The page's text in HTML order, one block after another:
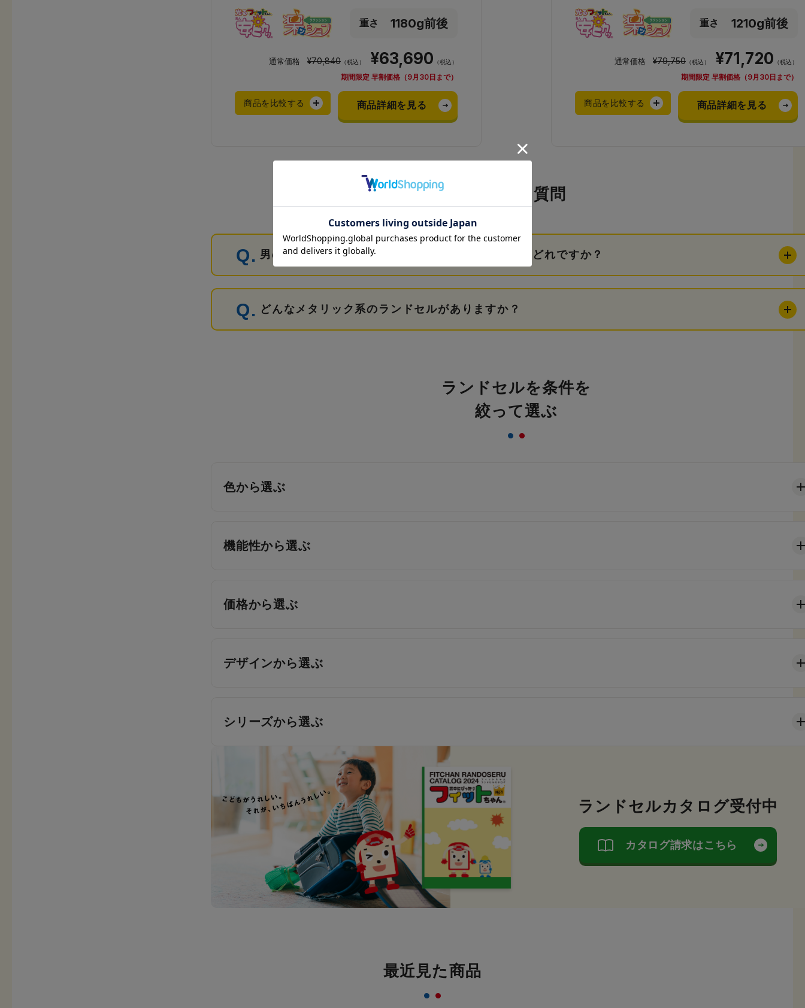
重さ 1180g前後
通常価格 ¥70,840 （税込） ¥63,690 （税込）
期間限定 早割価格（9月30日まで）
商品を比較する 商品詳細を見る
重さ 1210g前後
通常価格 ¥79,750 （税込） ¥71,720 （税込）
期間限定 早割価格（9月30日まで）
商品を比較する 商品詳細を見る
よくある質問
男の子のメタリック系ランドセルの人気シリーズはどれですか？
どんなメタリック系のランドセルがありますか？
ランドセルを条件を
絞って選ぶ
色から選ぶ
機能性から選ぶ
価格から選ぶ
デザインから選ぶ
シリーズから選ぶ
ランドセルカタログ受付中
カタログ請求はこちら
最近見た商品